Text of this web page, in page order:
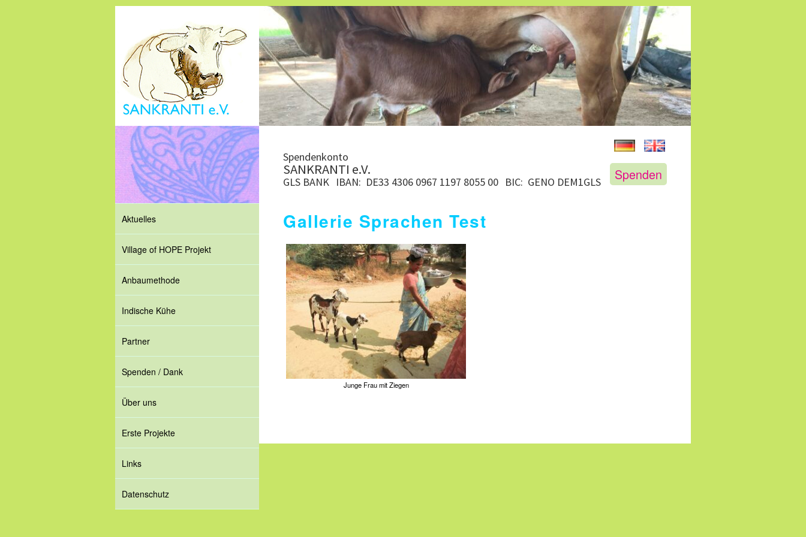
Aktuelles
Village of HOPE Projekt
Anbaumethode
Indische Kühe
Partner
Spenden / Dank
Über uns
Erste Projekte
Links
Datenschutz
Spendenkonto
SANKRANTI e.V. Spenden
GLS BANK BIC: GENO DEM1GLS
IBAN: DE33 4306 0967 1197 8055 00
Gallerie Sprachen Test
Junge Frau mit Ziegen